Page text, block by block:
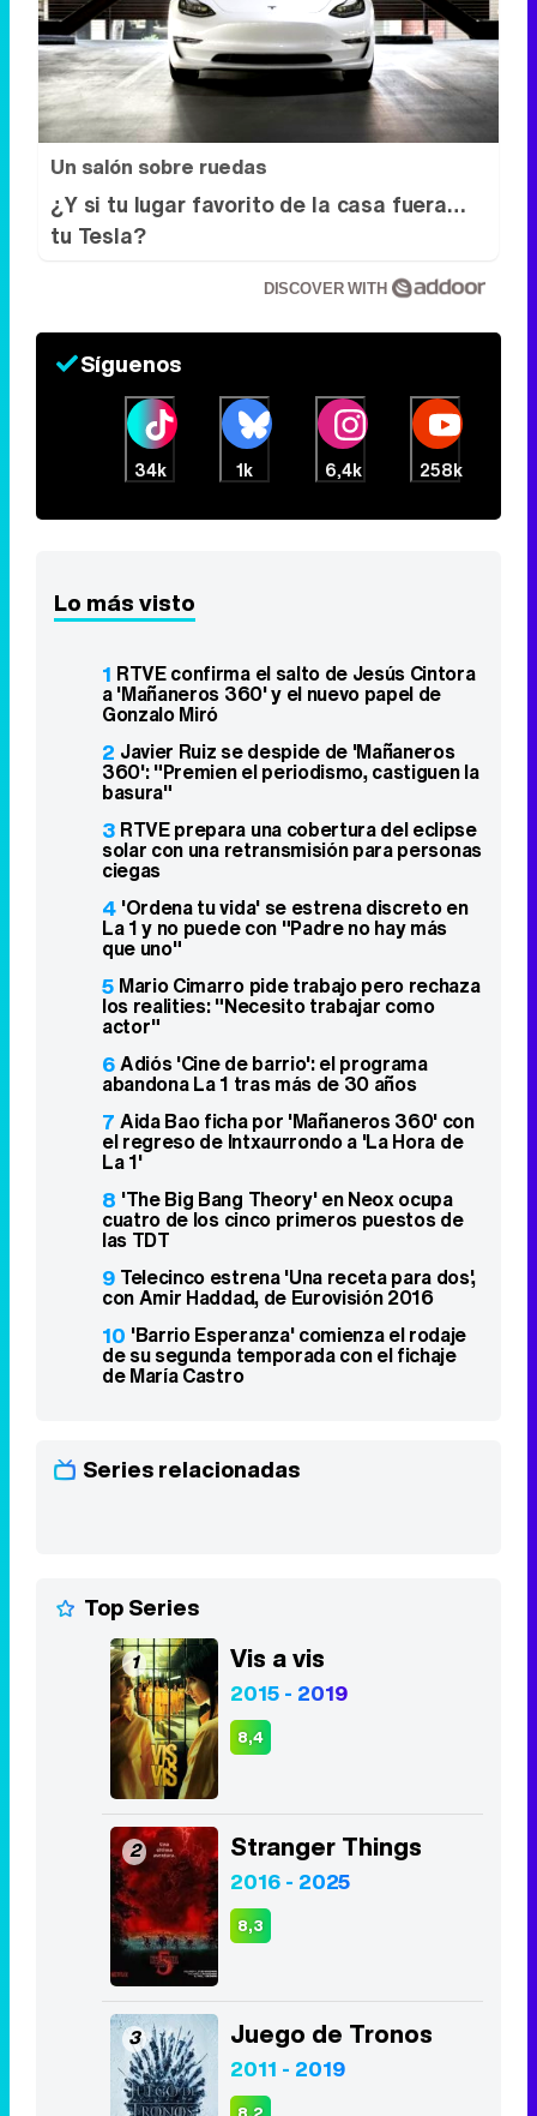
Un salón sobre ruedas
¿Y si tu lugar favorito de la casa fuera…
tu Tesla?
DISCOVER WITH
Síguenos
34k 1k 6,4k 258k
Lo más visto
1 RTVE confirma el salto de Jesús Cintora
a 'Mañaneros 360' y el nuevo papel de
Gonzalo Miró
2 Javier Ruiz se despide de 'Mañaneros
360': "Premien el periodismo, castiguen la
basura"
3 RTVE prepara una cobertura del eclipse
solar con una retransmisión para personas
ciegas
4 'Ordena tu vida' se estrena discreto en
La 1 y no puede con "Padre no hay más
que uno"
5 Mario Cimarro pide trabajo pero rechaza
los realities: "Necesito trabajar como
actor"
6Adiós 'Cine de barrio': el programa
abandona La 1 tras más de 30 años
7 Aida Bao ficha por 'Mañaneros 360' con
el regreso de Intxaurrondo a 'La Hora de
La 1'
8 'The Big Bang Theory' en Neox ocupa
cuatro de los cinco primeros puestos de
las TDT
9 Telecinco estrena 'Una receta para dos',
con Amir Haddad, de Eurovisión 2016
10 'Barrio Esperanza' comienza el rodaje
de su segunda temporada con el fichaje
de María Castro
Series relacionadas
Top Series
1 Vis a vis
2015 - 2019
8,4
2 Stranger Things
2016 - 2025
8,3
3 Juego de Tronos
2011 - 2019